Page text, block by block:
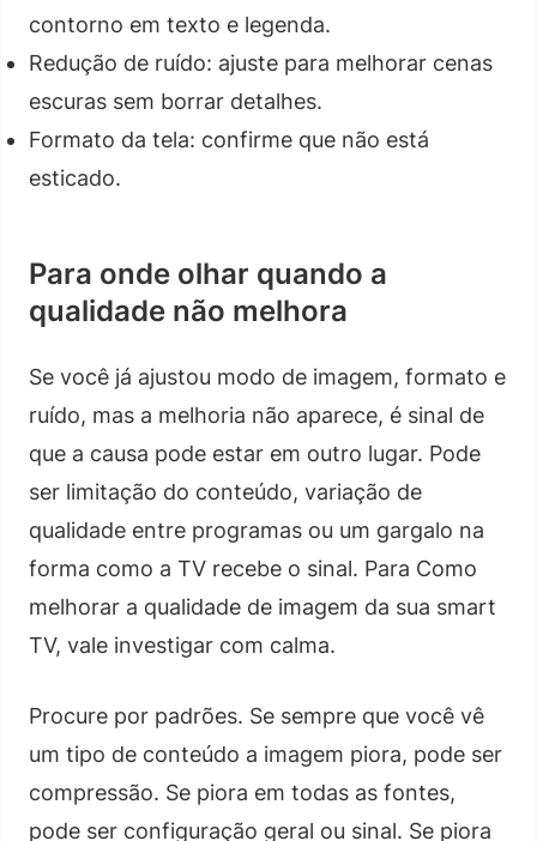
contorno em texto e legenda.
Redução de ruído: ajuste para melhorar cenas
escuras sem borrar detalhes.
Formato da tela: confirme que não está
esticado.
Para onde olhar quando a
qualidade não melhora
Se você já ajustou modo de imagem, formato e
ruído, mas a melhoria não aparece, é sinal de
que a causa pode estar em outro lugar. Pode
ser limitação do conteúdo, variação de
qualidade entre programas ou um gargalo na
forma como a TV recebe o sinal. Para Como
melhorar a qualidade de imagem da sua smart
TV, vale investigar com calma.
Procure por padrões. Se sempre que você vê
um tipo de conteúdo a imagem piora, pode ser
compressão. Se piora em todas as fontes,
pode ser configuração geral ou sinal. Se piora